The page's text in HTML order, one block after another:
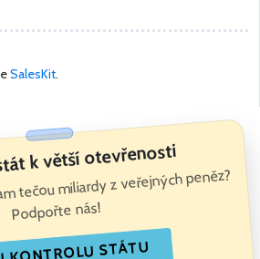
SalesKit.
k větší otevřenosti
tečou miliardy z veřejných peněz?
Podpořte nás!